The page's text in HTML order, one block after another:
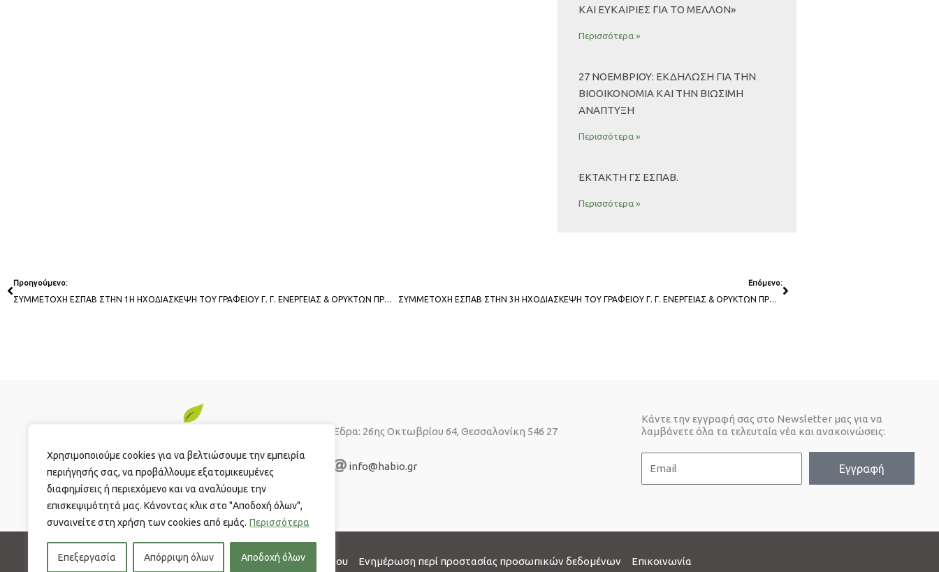
Χρησιμοποιούμε cookies για να βελτιώσουμε την εμπειρία
περιήγησής σας, να προβάλλουμε εξατομικευμένες
διαφημίσεις ή περιεχόμενο και να αναλύουμε την
επισκεψιμότητά μας. Κάνοντας κλικ στο "Αποδοχή όλων",
συναινείτε στη χρήση των cookies από εμάς. Περισσότερα
Επεξεργασία Απόρριψη όλων Αποδοχή όλων
ΚΑΙ ΕΥΚΑΙΡΊΕΣ ΓΙΑ ΤΟ ΜΈΛΛΟΝ»
Περισσότερα »
27 ΝΟΕΜΒΡΙΟΥ: ΕΚΔΗΛΩΣΗ ΓΙΑ ΤΗΝ
ΒΙΟΟΙΚΟΝΟΜΙΑ ΚΑΙ ΤΗΝ ΒΙΩΣΙΜΗ
ΑΝΑΠΤΥΞΗ
Περισσότερα »
ΈΚΤΑΚΤΗ ΓΣ ΕΣΠΑΒ.
Περισσότερα »
Prev
Προηγούμενο:
ΣΥΜΜΕΤΟΧΗ ΕΣΠΑΒ ΣΤΗΝ 1Η ΗΧΟΔΙΑΣΚΕΨΗ ΤΟΥ ΓΡΑΦΕΙΟΥ Γ. Γ. ΕΝΕΡΓΕΙΑΣ & ΟΡΥΚΤΩΝ ΠΡΩΤΩΝ ΥΛΩΝ ΤΟΥ ΥΠΟΥΡΓΕΙΟΥ ΠΕΡΙΒΑΛΛΟΝΤΟΣ ΚΑΙ ΕΝΕΡΓΕΙΑΣ ΜΕ ΘΕΜΑ: «ΠΡΟΒΛΗΜΑΤΑ ΤΟΥ ΚΛΑΔΟΥ ΤΩΝ ΑΠΕ ΛΟΓΩ COVID-19»
Επόμενο:
ΣΥΜΜΕΤΟΧΗ ΕΣΠΑΒ ΣΤΗΝ 3Η ΗΧΟΔΙΑΣΚΕΨΗ ΤΟΥ ΓΡΑΦΕΙΟΥ Γ. Γ. ΕΝΕΡΓΕΙΑΣ & ΟΡΥΚΤΩΝ ΠΡΩΤΩΝ ΥΛΩΝ ΤΟΥ ΥΠΟΥΡΓΕΙΟΥ ΠΕΡΙΒΑΛΛΟΝΤΟΣ ΚΑΙ ΕΝΕΡΓΕΙΑΣ ΜΕ ΘΕΜΑ: «ΠΡΟΒΛΗΜΑΤΑ ΤΟΥ ΚΛΑΔΟΥ ΤΩΝ ΑΠΕ ΛΟΓΩ COVID-19»
Next
Ελληνικός Σύνδεσμος Παραγωγών Βιοαερίου (ΕΣΠΑΒ)
Έδρα: 26ης Οκτωβρίου 64, Θεσσαλονίκη 546 27
info@habio.gr
Κάντε την εγγραφή σας στο Newsletter μας για να
λαμβάνετε όλα τα τελευταία νέα και ανακοινώσεις:
Εγγραφή
Πολιτική απορρήτου Ενημέρωση περί προστασίας προσωπικών δεδομένων Επικοινωνία